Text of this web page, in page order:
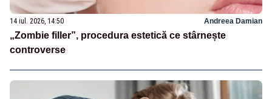
14 iul. 2026, 14:50 Andreea Damian
„Zombie filler”, procedura estetică ce stârnește
controverse